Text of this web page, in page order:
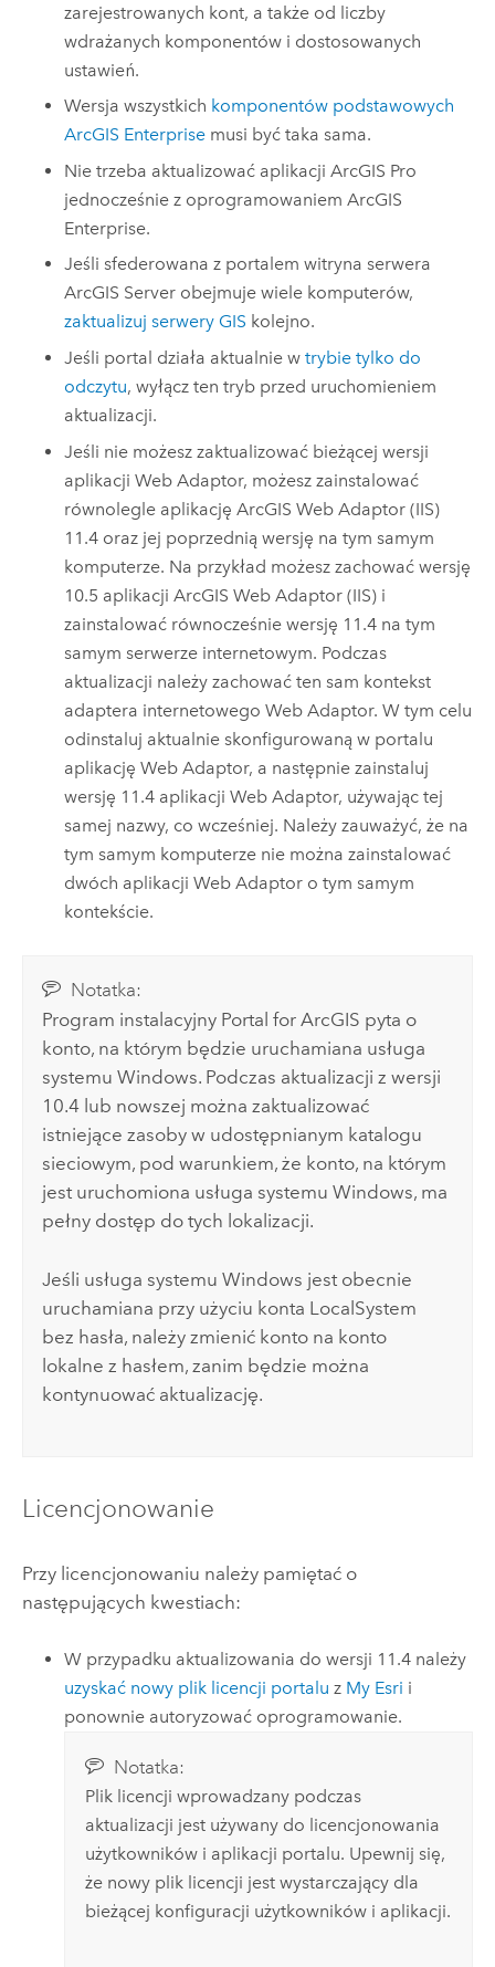
zarejestrowanych kont, a także od liczby
wdrażanych komponentów i dostosowanych
ustawień.
Wersja wszystkich komponentów podstawowych
ArcGIS Enterprise musi być taka sama.
Nie trzeba aktualizować aplikacjiArcGIS Pro
jednocześnie z oprogramowaniemArcGIS
Enterprise.
Jeśli sfederowana z portalem witryna serwera
ArcGIS Server obejmuje wiele komputerów,
zaktualizuj serwery GIS kolejno.
Jeśli portal działa aktualnie wtrybie tylko do
odczytu, wyłącz ten tryb przed uruchomieniem
aktualizacji.
Jeśli nie możesz zaktualizować bieżącej wersji
aplikacji Web Adaptor, możesz zainstalować
równolegle aplikacjęArcGIS Web Adaptor (IIS)
11.4 oraz jej poprzednią wersję na tym samym
komputerze. Na przykład możesz zachować wersję
10.5 aplikacjiArcGIS Web Adaptor (IIS) i
zainstalować równocześnie wersję 11.4 na tym
samym serwerze internetowym. Podczas
aktualizacji należy zachować ten sam kontekst
adaptera internetowego Web Adaptor. W tym celu
odinstaluj aktualnie skonfigurowaną w portalu
aplikację Web Adaptor, a następnie zainstaluj
wersję 11.4 aplikacji Web Adaptor, używając tej
samej nazwy, co wcześniej. Należy zauważyć, że na
tym samym komputerze nie można zainstalować
dwóch aplikacji Web Adaptor o tym samym
kontekście.
Notatka:
Program instalacyjny Portal for ArcGIS pyta o
konto, na którym będzie uruchamiana usługa
systemuWindows. Podczas aktualizacji z wersji
10.4 lub nowszej można zaktualizować
istniejące zasoby w udostępnianym katalogu
sieciowym, pod warunkiem, że konto, na którym
jest uruchomiona usługa systemuWindows, ma
pełny dostęp do tych lokalizacji.
Jeśli usługa systemuWindows jest obecnie
uruchamiana przy użyciu konta LocalSystem
bez hasła, należy zmienić konto na konto
lokalne z hasłem, zanim będzie można
kontynuować aktualizację.
Licencjonowanie
Przy licencjonowaniu należy pamiętać o
następujących kwestiach:
W przypadku aktualizowania do wersji 11.4 należy
uzyskać nowy plik licencji portalu z My Esri i
ponownie autoryzować oprogramowanie.
Notatka:
Plik licencji wprowadzany podczas
aktualizacji jest używany do licencjonowania
użytkowników i aplikacji portalu. Upewnij się,
że nowy plik licencji jest wystarczający dla
bieżącej konfiguracji użytkowników i aplikacji.